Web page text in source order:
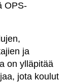
OPS-
ja
on ylläpitää
jota koulut